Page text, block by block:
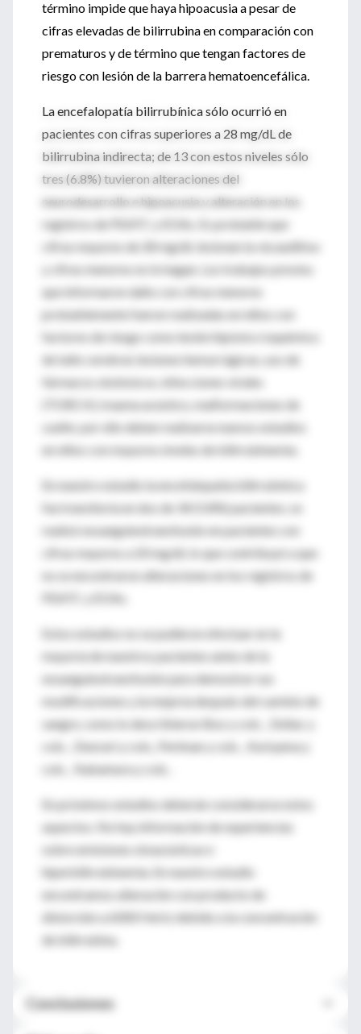
término impide que haya hipoacusia a pesar de
cifras elevadas de bilirrubina en comparación con
prematuros y de término que tengan factores de
riesgo con lesión de la barrera hematoencefálica.
La encefalopatía bilirrubínica sólo ocurrió en
pacientes con cifras superiores a 28 mg/dL de
bilirrubina indirecta; de 13 con estos niveles sólo
tres (6.8%) tuvieron alteraciones del
neurodesarrollo e hipoacusia y alteración en los
registros de PEATC y EOAs. Es probable que
cifras mayores de 28 mg/dL lesionan la vía auditiva
y cifras menores no lo hagan. Los trabajos previos
que informaron daño con cifras menores
probablemente fueron realizadas en niños con
factores de riesgo como lesión hipóxico isquémica
de tallo cerebral, lesiones hemorrágicas, uso de
fármacos ototóxicos, infecciones virales
(TORCH), trauma acústico, malformaciones de
cuello; por ello deben realizarse nuevos estudios
en niños con mayores niveles de bilirrubinemia.
En nuestro estudio la encefalopatía bilirrubínica
fue transitoria en dos de 34 (5.8%) pacientes; se
realizó exsanguinotransfusión en pacientes con
cifras mayores a 20 mg/dL lo que contribuyó a que
no se encontraron alteraciones en los registros de
PEATC y EOAs.
Estos estudios no se pudieron efectuar en la
mayoría de nuestros pacientes antes de la
exsanguinotransfusión para demostrar sus
modificaciones y la mejoría después del cambio de
sangre, como lo describieron Boo y cols. , Deliac y
cols. , Deorari y cols., Perlman y cols. , Kuriyama y
cols. , Nakamura y cols. .
En próximos estudios deberán considerarse estos
aspectos. No hay información de experiencias
sobre emisiones otoacústicas e
hiperbilirrubinemia. En nuestro estudio
encontramos alteración con producto de
distorsión a 6000 Hertz debido a la concentración
de bilirrubina.
Conclusiones